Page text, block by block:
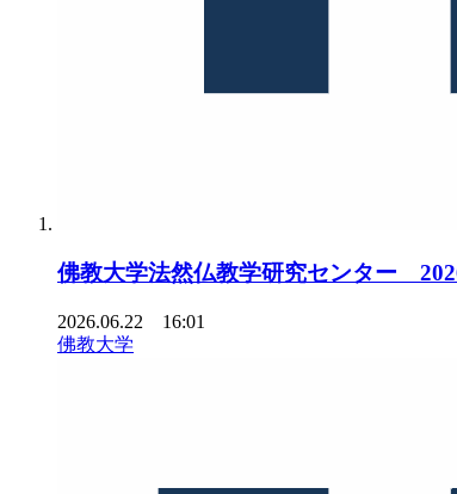
佛教大学法然仏教学研究センター
2026.06.22 16:01
佛教大学